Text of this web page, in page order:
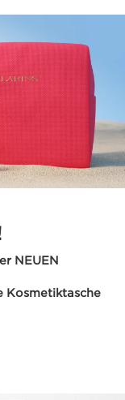
NEUEN
Kosmetiktasche